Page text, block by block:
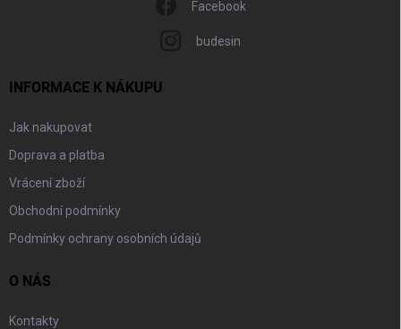
Facebook
budesin
INFORMACE K NÁKUPU
Jak nakupovat
Doprava a platba
Vrácení zboží
Obchodní podmínky
Podmínky ochrany osobních údajů
O NÁS
Kontakty